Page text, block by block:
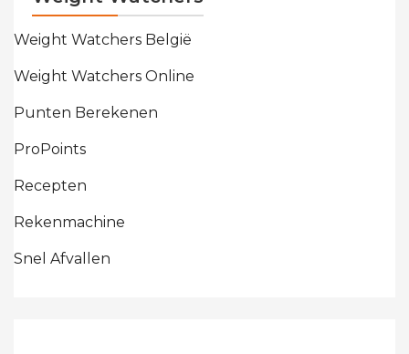
Weight Watchers België
Weight Watchers Online
Punten Berekenen
ProPoints
Recepten
Rekenmachine
Snel Afvallen